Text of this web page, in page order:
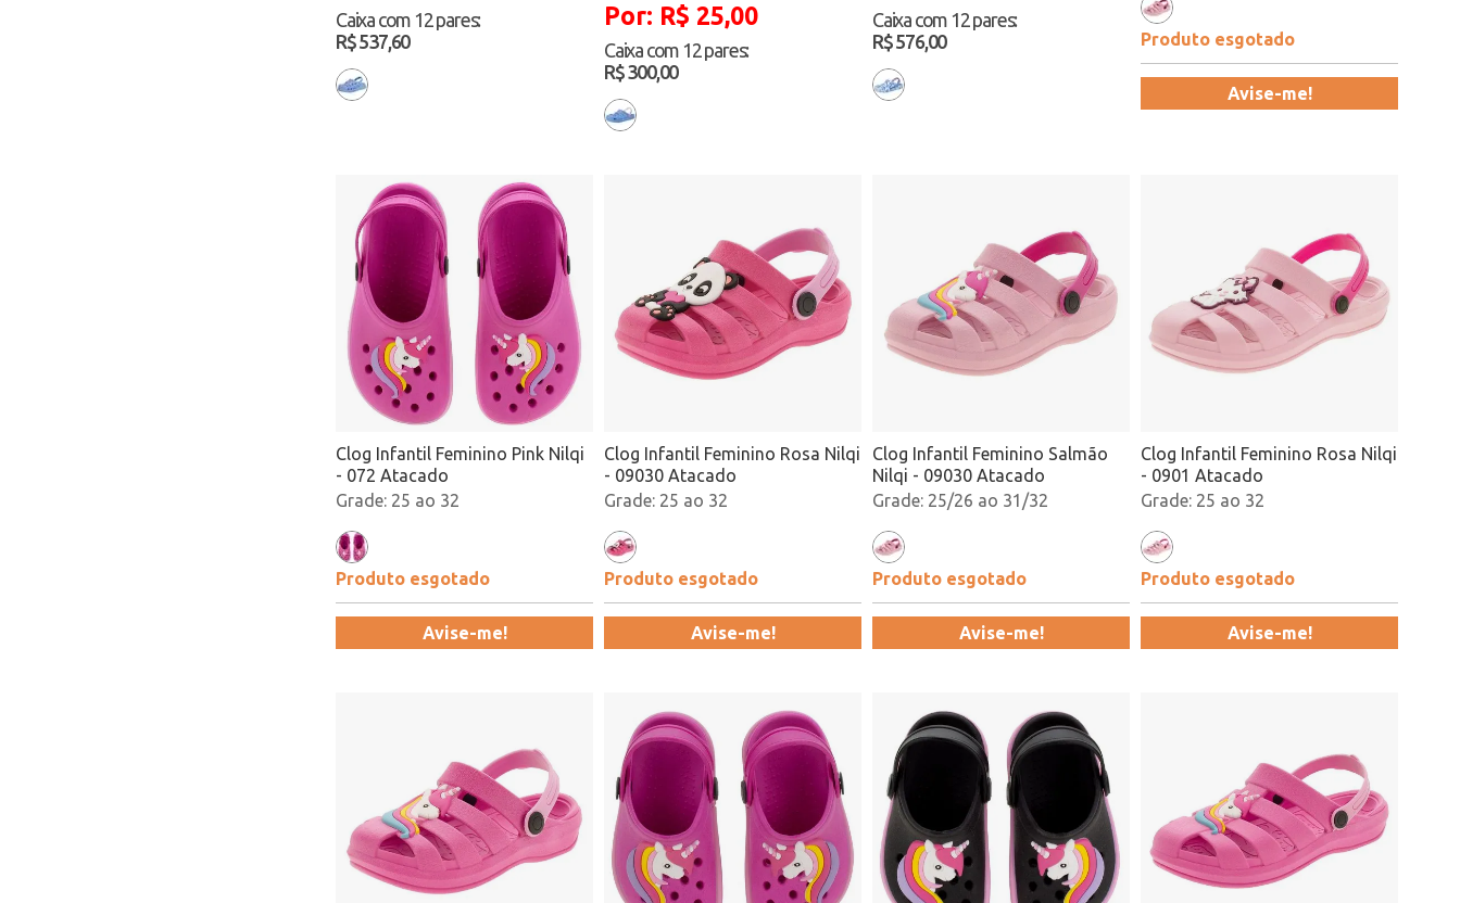
Caixa com 12 pares:
R$ 537,60
Por: R$ 25,00
Caixa com 12 pares:
R$ 300,00
Caixa com 12 pares:
R$ 576,00
Produto esgotado
Avise-me!
Clog Infantil Feminino Pink Nilqi
- 072 Atacado
25 ao 32
Produto esgotado
Avise-me!
Clog Infantil Feminino Rosa Nilqi
- 09030 Atacado
25 ao 32
Produto esgotado
Avise-me!
Clog Infantil Feminino Salmão
Nilqi - 09030 Atacado
25/26 ao 31/32
Produto esgotado
Avise-me!
Clog Infantil Feminino Rosa Nilqi
- 0901 Atacado
25 ao 32
Produto esgotado
Avise-me!